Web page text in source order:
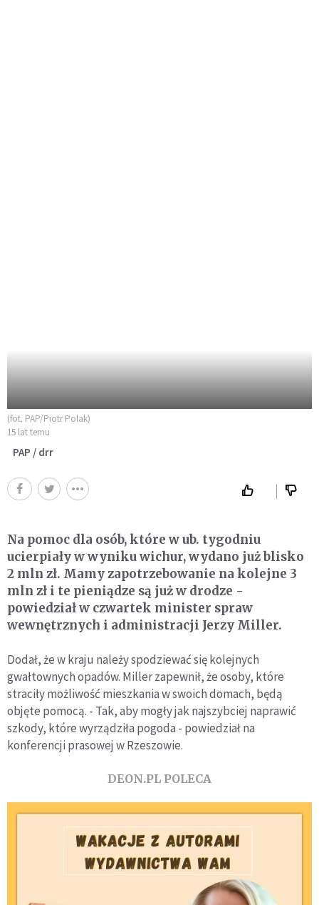
(fot. PAP/Piotr Polak)
15 lat temu
PAP / drr
Na pomoc dla osób, które w ub. tygodniu
ucierpiały w wyniku wichur, wydano już blisko
2 mln zł. Mamy zapotrzebowanie na kolejne 3
mln zł i te pieniądze są już w drodze -
powiedział w czwartek minister spraw
wewnętrznych i administracji Jerzy Miller.
Dodał, że w kraju należy spodziewać się kolejnych
gwałtownych opadów. Miller zapewnił, że osoby, które
straciły możliwość mieszkania w swoich domach, będą
objęte pomocą. - Tak, aby mogły jak najszybciej naprawić
szkody, które wyrządziła pogoda - powiedział na
konferencji prasowej w Rzeszowie.
DEON.PL POLECA